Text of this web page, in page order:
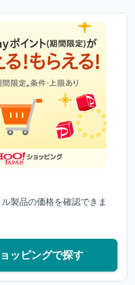
製品の価格を確認できま
ッピングで探す